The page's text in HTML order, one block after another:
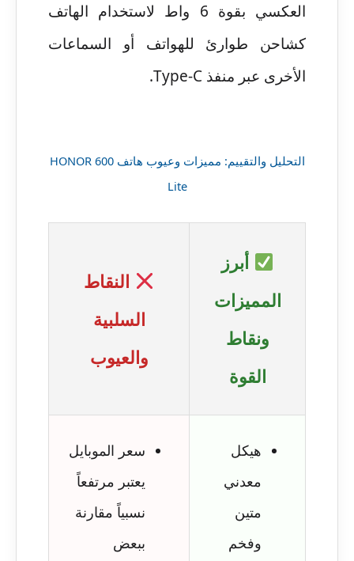
العكسي بقوة 6 واط لاستخدام الهاتف
كشاحن طوارئ للهواتف أو السماعات
الأخرى عبر منفذ Type-C.
التحليل والتقييم: مميزات وعيوب هاتف HONOR 600
Lite
أبرز
المميزات
ونقاط
القوة
النقاط
السلبية
والعيوب
هيكل
معدني
متين
وفخم
سعر الموبايل
يعتبر مرتفعاً
نسبياً مقارنة
ببعض